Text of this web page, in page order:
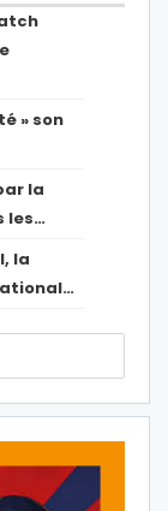
» son
la
les…
la